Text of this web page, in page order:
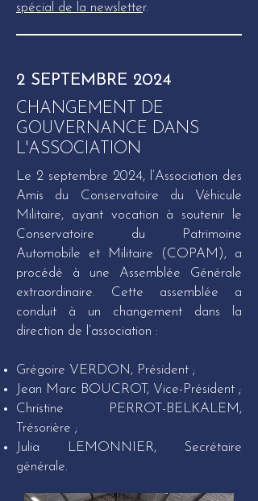
spécial de la newsletter.
2 SEPTEMBRE 2024
CHANGEMENT DE
GOUVERNANCE DANS
L'ASSOCIATION
Le 2 septembre 2024, l’Association des
Amis du Conservatoire du Véhicule
Militaire, ayant vocation à soutenir le
Conservatoire du Patrimoine
Automobile et Militaire (COPAM), a
procédé à une Assemblée Générale
extraordinaire. Cette assemblée a
conduit à un changement dans la
direction de l’association :
Grégoire VERDON, Président ;
Jean Marc BOUCROT, Vice-Président ;
Christine PERROT-BELKALEM,
Trésorière ;
Julia LEMONNIER, Secrétaire
générale.